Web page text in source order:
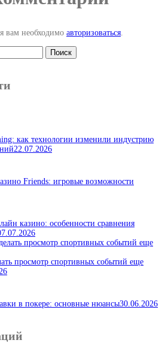
вам необходимо авторизоваться
как технологии изменили индустрию
22.07.2026
Friends: игровые возможности
казино: особенности сравнения
просмотр спортивных событий еще
в покере: основные нюансы30.06.2026